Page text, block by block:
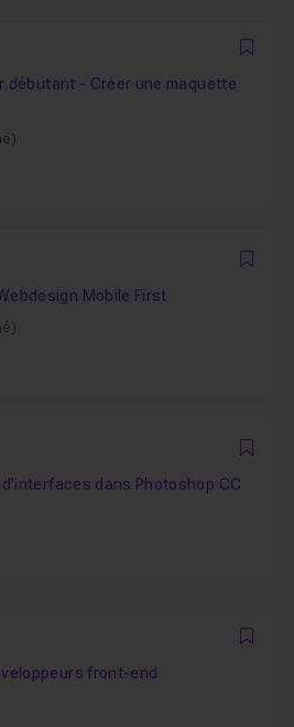
débutant - Créer une maquette
Mobile First
dans Photoshop CC
front-end